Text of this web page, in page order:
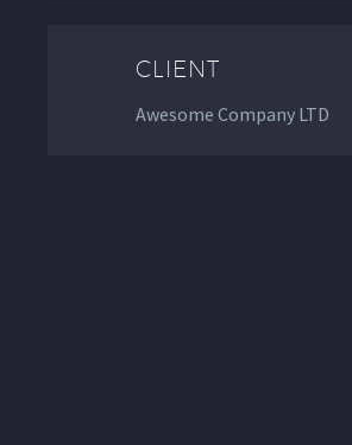
CLIENT
Awesome Company LTD